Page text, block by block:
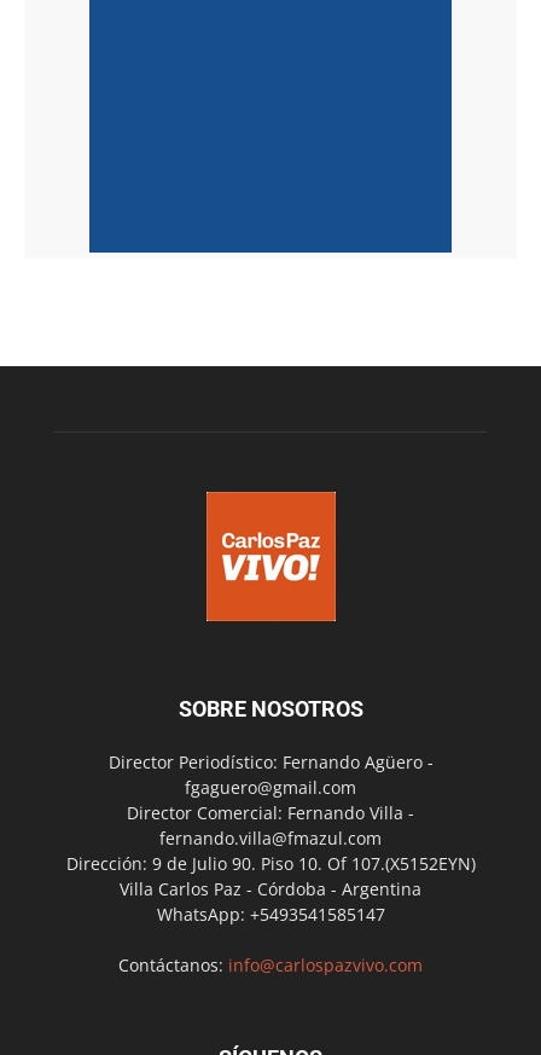
SOBRE NOSOTROS
Director Periodístico: Fernando Agüero -
fgaguero@gmail.com
Director Comercial: Fernando Villa -
fernando.villa@fmazul.com
Dirección: 9 de Julio 90. Piso 10. Of 107.(X5152EYN)
Villa Carlos Paz - Córdoba - Argentina
WhatsApp: +5493541585147
Contáctanos: info@carlospazvivo.com